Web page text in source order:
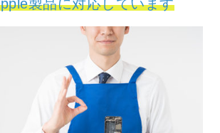
製品に対応しています